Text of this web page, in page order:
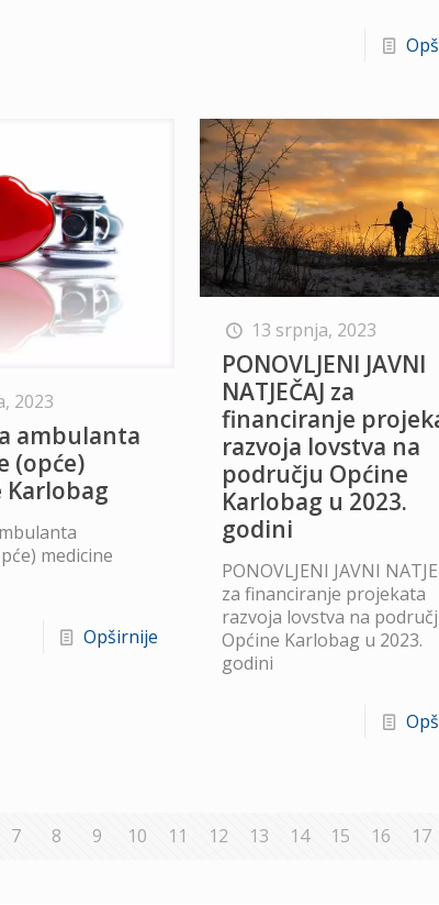
2023
ambulanta
(opće)
Karlobag
medicine
Opširnije
13 srpnja, 2023
PONOVLJENI JAVNI
NATJEČAJ za
financiranje
razvoja lovstva na
području Općine
Karlobag u 2023.
godini
PONOVLJENI JAVNI
za financiranje projekata
razvoja lovstva na
Općine Karlobag u 2023.
godini
7 8 9 10 11 12 13 14 15 16 17